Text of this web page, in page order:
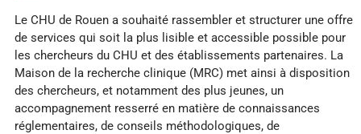
Le CHU de Rouen a souhaité rassembler et structurer une offre
de services qui soit la plus lisible et accessible possible pour
les chercheurs du CHU et des établissements partenaires. La
Maison de la recherche clinique (MRC) met ainsi à disposition
des chercheurs, et notamment des plus jeunes, un
accompagnement resserré en matière de connaissances
réglementaires, de conseils méthodologiques, de